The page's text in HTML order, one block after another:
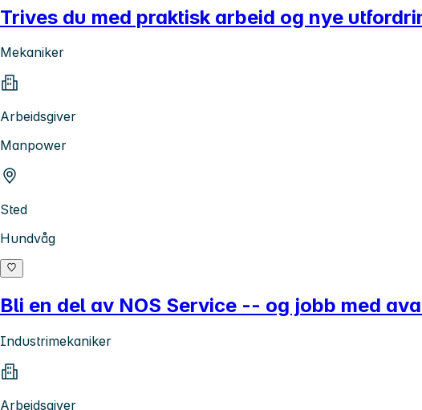
Trives du med praktisk arbeid og nye
Mekaniker
Arbeidsgiver
Manpower
Sted
Hundvåg
Bli en del av NOS Service -- og jobb med
Industrimekaniker
Arbeidsgiver